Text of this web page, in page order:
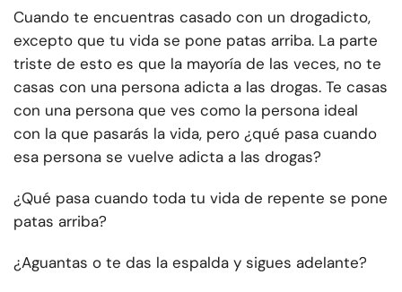
Cuando te encuentras casado con un drogadicto,
excepto que tu vida se pone patas arriba. La parte
triste de esto es que la mayoría de las veces, no te
casas con una persona adicta a las drogas. Te casas
con una persona que ves como la persona ideal
con la que pasarás la vida, pero ¿qué pasa cuando
esa persona se vuelve adicta a las drogas?
¿Qué pasa cuando toda tu vida de repente se pone
patas arriba?
¿Aguantas o te das la espalda y sigues adelante?